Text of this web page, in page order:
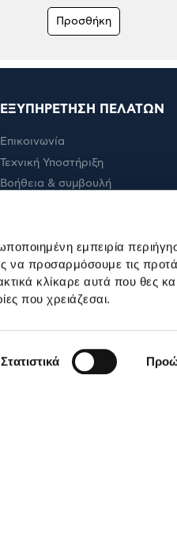
εμπειρία
να προσαρμόσουμε τις
κλίκαρε αυτά που θες
που χρειάζεσαι.
Στατιστικά
Προσθήκη
ΕΞΥΠΗΡΕΤΗΣΗ ΠΕΛΑΤΩΝ
Επικοινωνία
Τεχνική Υποστήριξη
Βοήθεια & συμβουλή
Όροι εμπορικών ενεργειών
Καταστήματα